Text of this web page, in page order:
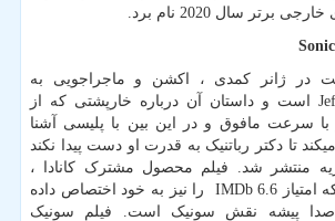
برتر سال 2020 نام برد.
در ژانر کمدی ، اکشن و ماجراجویی به
است و داستان آن درباره خارپشتی که از
با سرعت مافوق و در این بین با پلیسی آشنا
تا دکتر رباتنیک به قدرت او دست پیدا نکند
در 14 فوریه منتشر شد. فیلم محصول مشترک کانادا ،
6.6
IMDb
را نیز به خود اختصاص داده
پیشه نقش سونیک است. فیلم سونیک